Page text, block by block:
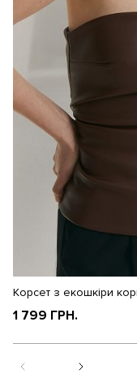
Корсет з екошкіри
1 799 ГРН.